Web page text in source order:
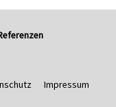
Impressum